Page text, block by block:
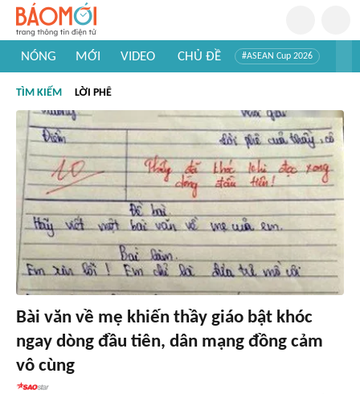
NÓNG MỚI VIDEO CHỦ ĐỀ #ASEAN Cup 2026
#Khám phá thế giới
TÌM KIẾM LỜI PHÊ
Bài văn về mẹ khiến thầy giáo bật khóc
ngay dòng đầu tiên, dân mạng đồng cảm
vô cùng